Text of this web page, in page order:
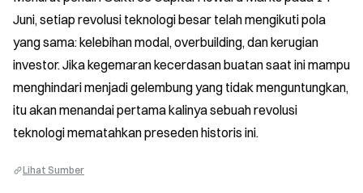
Juni, setiap revolusi teknologi besar telah mengikuti pola
yang sama: kelebihan modal, overbuilding, dan kerugian
investor. Jika kegemaran kecerdasan buatan saat ini mampu
menghindari menjadi gelembung yang tidak menguntungkan,
itu akan menandai pertama kalinya sebuah revolusi
teknologi mematahkan preseden historis ini.
Lihat Sumber